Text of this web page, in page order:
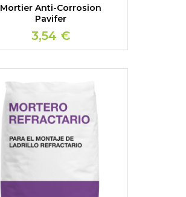
Mortier Anti-Corrosion
Pavifer
3,54 €